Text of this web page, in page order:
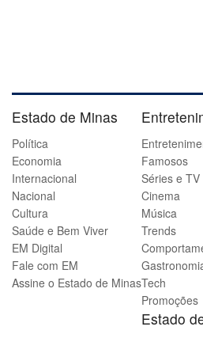
Estado de Minas
Política
Economia
Internacional
Nacional
Cultura
Saúde e Bem Viver
EM Digital
Fale com EM
Assine o Estado de Minas
Famosos
Séries e TV
Cinema
Música
Trends
Tech
Promoções
Estado